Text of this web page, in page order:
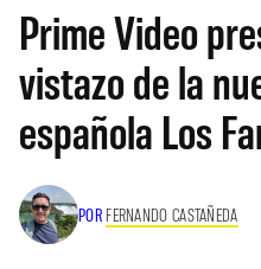
Prime Video
vistazo de la
española Los
POR FERNANDO CASTAÑEDA